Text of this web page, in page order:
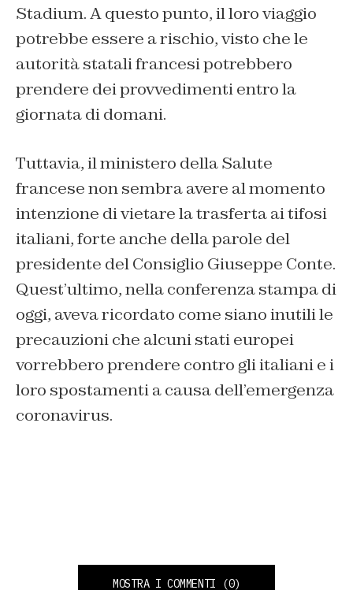
Stadium. A questo punto, il loro viaggio
potrebbe essere a rischio, visto che le
autorità statali francesi potrebbero
prendere dei provvedimenti entro la
giornata di domani.
Tuttavia, il ministero della Salute
francese non sembra avere al momento
intenzione di vietare la trasferta ai tifosi
italiani, forte anche della parole del
presidente del Consiglio Giuseppe Conte.
Quest’ultimo, nella conferenza stampa di
oggi, aveva ricordato come siano inutili le
precauzioni che alcuni stati europei
vorrebbero prendere contro gli italiani e i
loro spostamenti a causa dell’emergenza
coronavirus.
MOSTRA I COMMENTI (0)